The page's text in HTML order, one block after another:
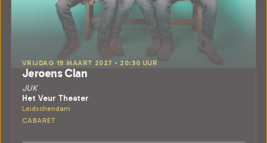
VRIJDAG 19 MAART 2027 • 20:30 UUR
Jeroens Clan
JUK
Het Veur Theater
Leidschendam
CABARET